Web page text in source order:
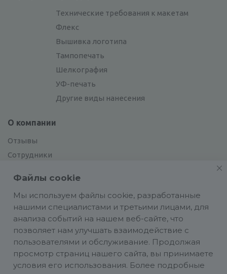
Технические требования к макетам
Флекс
Вышивка логотипа
Тампопечать
Шелкография
УФ-печать
Другие виды нанесения
О компании
Отзывы
Сотрудники
Вакансии
Файлы cookie
Мы используем файлы cookie, разработанные
нашими специалистами и третьими лицами, для
анализа событий на нашем веб-сайте, что
позволяет нам улучшать взаимодействие с
пользователями и обслуживание. Продолжая
просмотр страниц нашего сайта, вы принимаете
условия его использования. Более подробные